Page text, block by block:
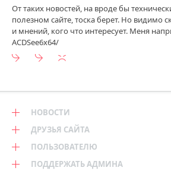
От таких новостей, на вроде бы
полезном сайте, тоска берет. Но видимо
и мнений, кого что интересует. Меня
ACDSee6x64/
НОВОСТИ
ДРУЗЬЯ САЙТА
ПОЛЬЗОВАТЕЛЮ
ПОДДЕРЖАТЬ АДМИНА